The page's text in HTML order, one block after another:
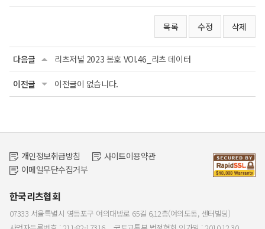
목록 수정 삭제
다음글 리츠저널 2023 봄호 VOl.46_리츠 데이터
이전글 이전글이 없습니다.
개인정보취급방침
사이트이용약관
이메일무단수집거부
한국리츠협회
07333 서울특별시 영등포구 여의대방로 65길 6,12층(여의도동, 센터빌딩)